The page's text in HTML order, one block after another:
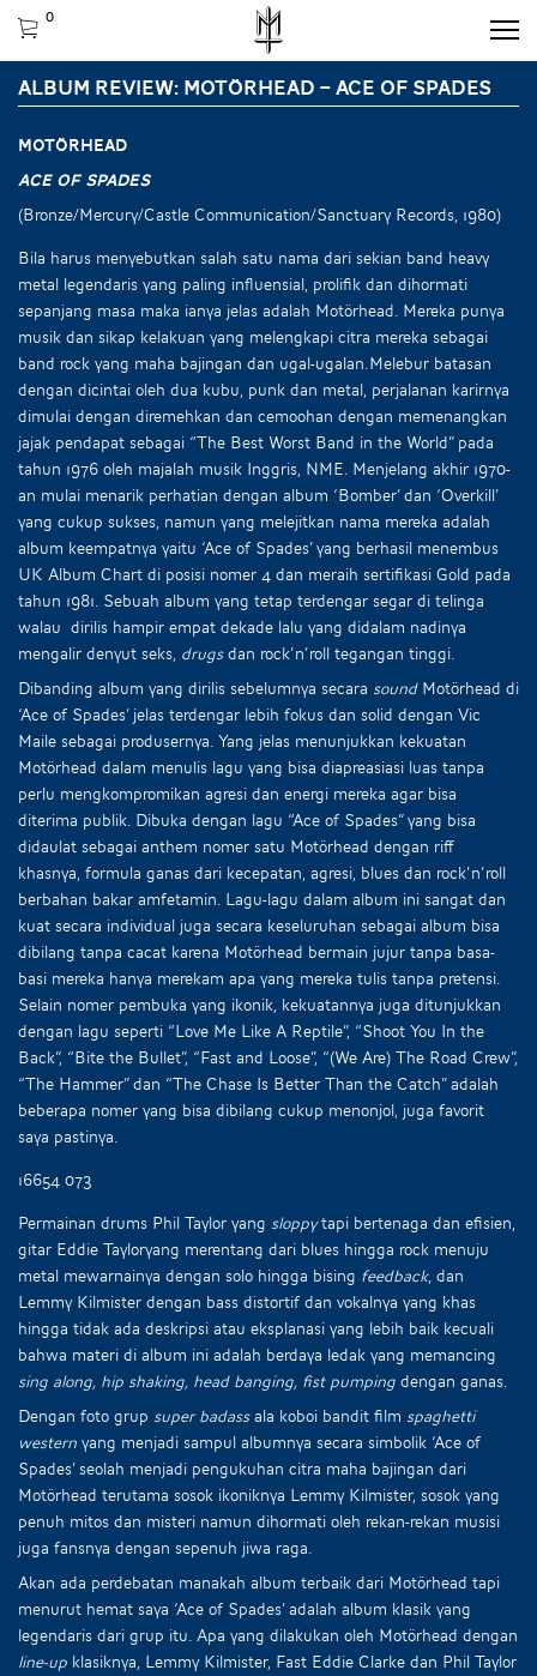
0
ALBUM REVIEW: MOTÖRHEAD – ACE OF SPADES
MOTÖRHEAD
Ace of Spades
(Bronze/Mercury/Castle Communication/Sanctuary Records, 1980)
Bila harus menyebutkan salah satu nama dari sekian band heavy
metal legendaris yang paling influensial, prolifik dan dihormati
sepanjang masa maka ianya jelas adalah Motörhead. Mereka punya
musik dan sikap kelakuan yang melengkapi citra mereka sebagai
band rock yang maha bajingan dan ugal-ugalan.Melebur batasan
dengan dicintai oleh dua kubu, punk dan metal, perjalanan karirnya
dimulai dengan diremehkan dan cemoohan dengan memenangkan
jajak pendapat sebagai “The Best Worst Band in the World” pada
tahun 1976 oleh majalah musik Inggris, NME. Menjelang akhir 1970-
an mulai menarik perhatian dengan album ‘Bomber’ dan ‘Overkill’
yang cukup sukses, namun yang melejitkan nama mereka adalah
album keempatnya yaitu ‘Ace of Spades’ yang berhasil menembus
UK Album Chart di posisi nomer 4 dan meraih sertifikasi Gold pada
tahun 1981. Sebuah album yang tetap terdengar segar di telinga
walau dirilis hampir empat dekade lalu yang didalam nadinya
mengalir denyut seks, drugsdan rock’n’roll tegangan tinggi.
Dibanding album yang dirilis sebelumnya secara sound Motörhead di
‘Ace of Spades’ jelas terdengar lebih fokus dan solid dengan Vic
Maile sebagai produsernya. Yang jelas menunjukkan kekuatan
Motörhead dalam menulis lagu yang bisa diapreasiasi luas tanpa
perlu mengkompromikan agresi dan energi mereka agar bisa
diterima publik. Dibuka dengan lagu “Ace of Spades” yang bisa
didaulat sebagai anthem nomer satu Motörhead dengan riff
khasnya, formula ganas dari kecepatan, agresi, blues dan rock’n’roll
berbahan bakar amfetamin. Lagu-lagu dalam album ini sangat dan
kuat secara individual juga secara keseluruhan sebagai album bisa
dibilang tanpa cacat karena Motörhead bermain jujur tanpa basa-
basi mereka hanya merekam apa yang mereka tulis tanpa pretensi.
Selain nomer pembuka yang ikonik, kekuatannya juga ditunjukkan
dengan lagu seperti “Love Me Like A Reptile”, “Shoot You In the
Back”, “Bite the Bullet”, “Fast and Loose”, “(We Are) The Road Crew”,
“The Hammer” dan “The Chase Is Better Than the Catch” adalah
beberapa nomer yang bisa dibilang cukup menonjol, juga favorit
saya pastinya.
16654 073
Permainan drums Phil Taylor yang sloppytapi bertenaga dan efisien,
gitar Eddie Tayloryang merentang dari blues hingga rock menuju
metal mewarnainya dengan solo hingga bising feedback, dan
Lemmy Kilmister dengan bass distortif dan vokalnya yang khas
hingga tidak ada deskripsi atau eksplanasi yang lebih baik kecuali
bahwa materi di album ini adalah berdaya ledak yang memancing
sing along, hip shaking, head banging, fist pumping dengan ganas.
Dengan foto grup super badassala koboi bandit film spaghetti
western yang menjadi sampul albumnya secara simbolik ‘Ace of
Spades’ seolah menjadi pengukuhan citra maha bajingan dari
Motörhead terutama sosok ikoniknya Lemmy Kilmister, sosok yang
penuh mitos dan misteri namun dihormati oleh rekan-rekan musisi
juga fansnya dengan sepenuh jiwa raga.
Akan ada perdebatan manakah album terbaik dari Motörhead tapi
menurut hemat saya ‘Ace of Spades’ adalah album klasik yang
legendaris dari grup itu. Apa yang dilakukan oleh Motörhead dengan
line-up klasiknya, Lemmy Kilmister, Fast Eddie Clarke dan Phil Taylor